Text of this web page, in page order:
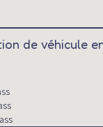
de véhicule